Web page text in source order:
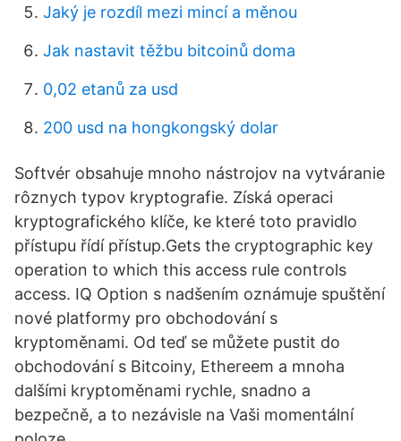
Jaký je rozdíl mezi mincí a měnou
Jak nastavit těžbu bitcoinů doma
0,02 etanů za usd
200 usd na hongkongský dolar
Softvér obsahuje mnoho nástrojov na vytváranie
rôznych typov kryptografie. Získá operaci
kryptografického klíče, ke které toto pravidlo
přístupu řídí přístup.Gets the cryptographic key
operation to which this access rule controls
access. IQ Option s nadšením oznámuje spuštění
nové platformy pro obchodování s
kryptoměnami. Od teď se můžete pustit do
obchodování s Bitcoiny, Ethereem a mnoha
dalšími kryptoměnami rychle, snadno a
bezpečně, a to nezávisle na Vaši momentální